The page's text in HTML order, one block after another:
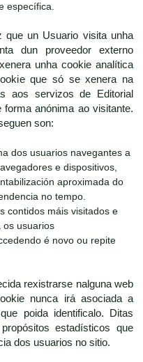
específica.
que un Usuario visita unha
dun proveedor externo
unha cookie analítica
que só se xenera na
aos servizos de Editorial
forma anónima ao visitante.
son:
dos usuarios navegantes a
e dispositivos,
aproximada do
no tempo.
contidos máis visitados e
os usuarios
é novo ou repite
rexistrarse nalguna web
nunca irá asociada a
poida identificalo. Ditas
estadísticos que
dos usuarios no sitio.